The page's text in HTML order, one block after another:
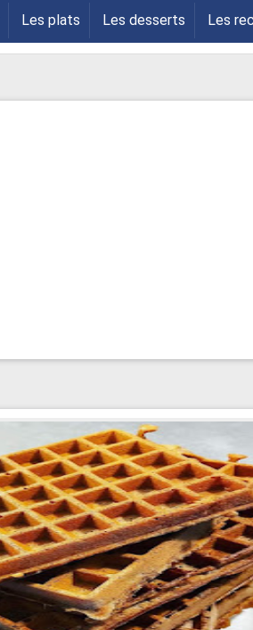
Les plats Les desserts Les